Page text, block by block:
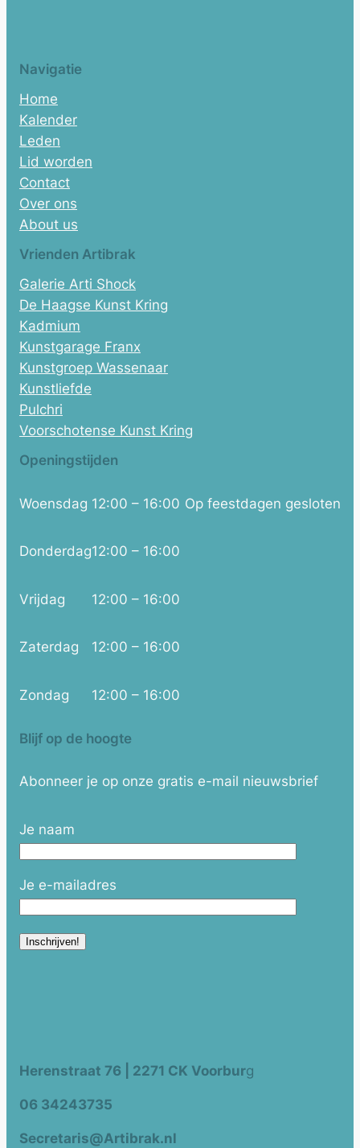
Navigatie
Home
Kalender
Leden
Lid worden
Contact
Over ons
About us
Vrienden Artibrak
Galerie Arti Shock
De Haagse Kunst Kring
Kadmium
Kunstgarage Franx
Kunstgroep Wassenaar
Kunstliefde
Pulchri
Voorschotense Kunst Kring
Openingstijden
Woensdag
Donderdag
Vrijdag
Zaterdag
Zondag
12:00 – 16:00
12:00 – 16:00
12:00 – 16:00
12:00 – 16:00
12:00 – 16:00
Op feestdagen gesloten
Blijf op de hoogte
Abonneer je op onze gratis e-mail nieuwsbrief
Je naam
Je e-mailadres
Herenstraat 76 | 2271 CK Voorburg
06 34243735
Secretaris@Artibrak.nl